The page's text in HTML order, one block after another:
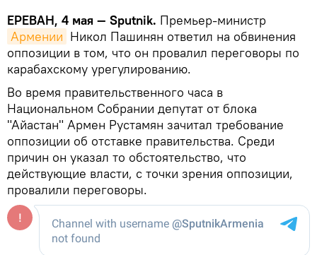
ЕРЕВАН, 4 мая — Sputnik. Премьер-министр
Армении Никол Пашинян ответил на обвинения
оппозиции в том, что он провалил переговоры по
карабахскому урегулированию.
Во время правительственного часа в
Национальном Собрании депутат от блока
"Айастан" Армен Рустамян зачитал требование
оппозиции об отставке правительства. Среди
причин он указал то обстоятельство, что
действующие власти, с точки зрения оппозиции,
провалили переговоры.